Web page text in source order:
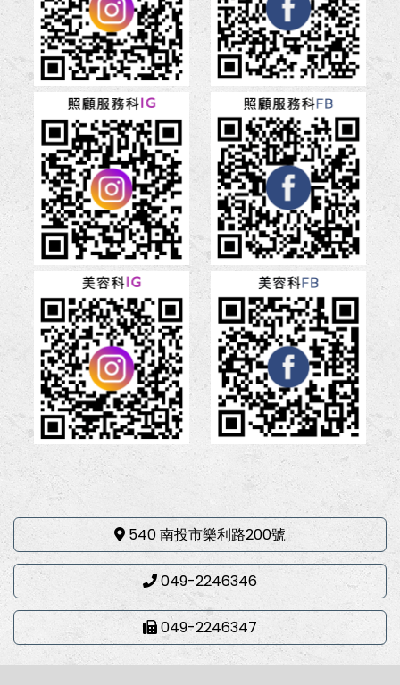
540 南投市樂利路200號
049-2246346
049-2246347